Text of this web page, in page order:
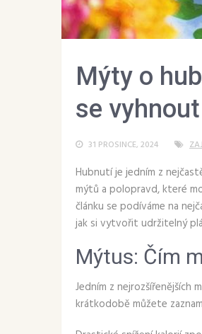
Mýty o
se vyhnout
31 PROSINCE, 2024
Hubnutí je jedním z
mýtů a polopravd, které
článku se podíváme na
jak si vytvořit udržitelný
Mýtus: Čím
Jedním z nejrozšířenějších
krátkodobě můžete